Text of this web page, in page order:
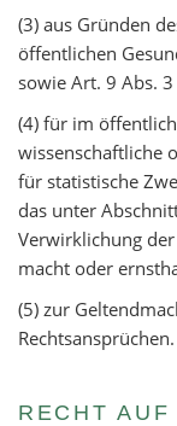
(3) aus Gründen
öffentlichen
sowie Art. 9 Abs. 3
(4) für im
wissenschaftliche
für statistische
das unter
Verwirklichung
macht oder
(5) zur
Rechtsansprüchen.
RECHT AUF